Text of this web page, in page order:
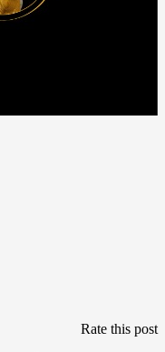
Rate this post